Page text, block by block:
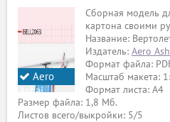
Aero
Ashai
Сборная модель
картона своими
Название:
Издатель: Aero
Формат файла:
Масштаб макета:
Формат листа: А4
Размер файла: 1,8 Мб.
Листов всего/выкройки: 5/5